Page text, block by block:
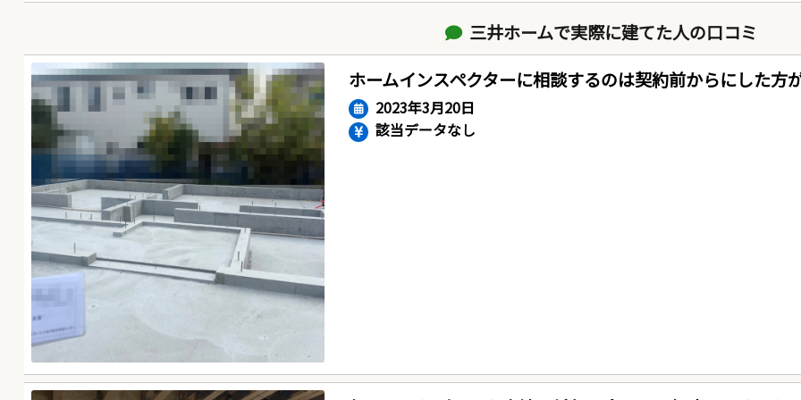
三井ホームで実際に建てた人の口コミ
ホームインスペクターに相談するのは契約前からにした方
2023年3月20日
該当データなし